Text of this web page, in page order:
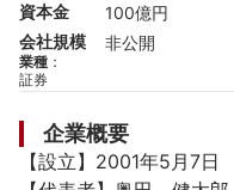
資本金
100億円
会社規模
非公開
業種 ：
証券
企業概要
【設立】2001年5月7日